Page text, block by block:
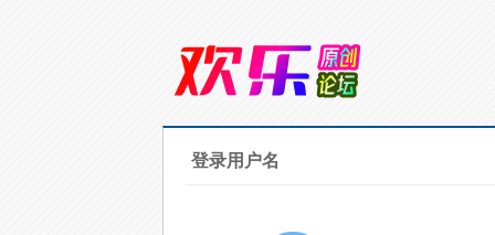
登录用户名